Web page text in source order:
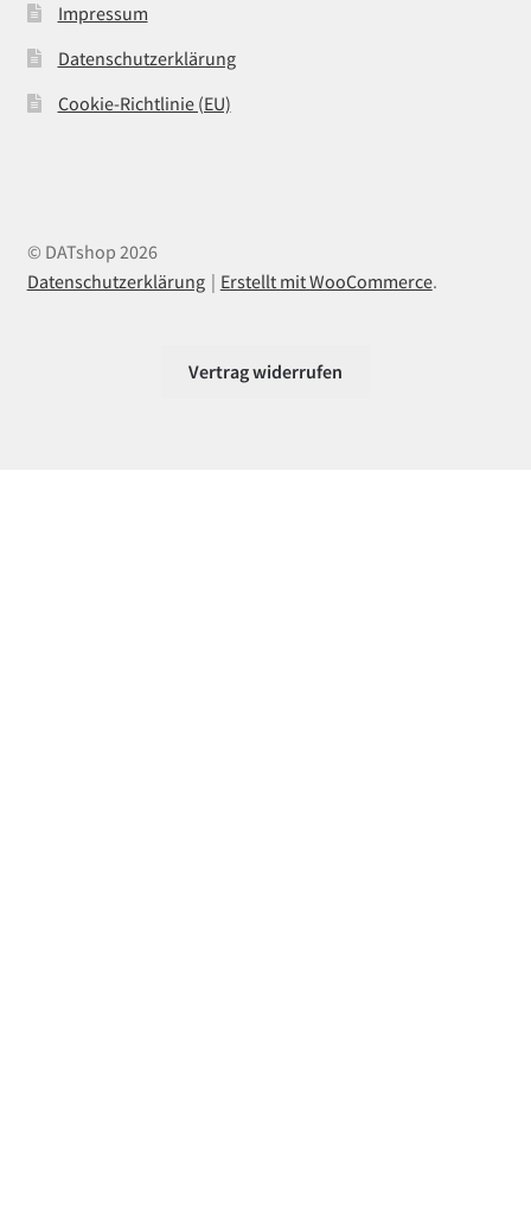
Impressum
Datenschutzerklärung
Cookie-Richtlinie (EU)
© DATshop 2026
Datenschutzerklärung
Erstellt mit WooCommerce.
Vertrag widerrufen